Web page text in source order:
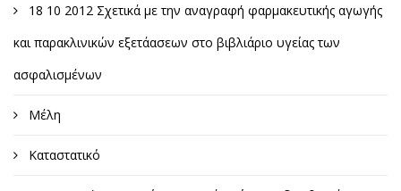
18 10 2012 Σχετικά με την αναγραφή φαρμακευτικής αγωγής
και παρακλινικών εξετάασεων στο βιβλιάριο υγείας των
ασφαλισμένων
Μέλη
Καταστατικό